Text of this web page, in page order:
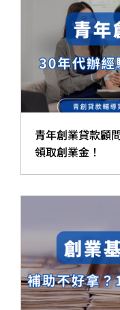
青年創業貸款顧
領取創業金！